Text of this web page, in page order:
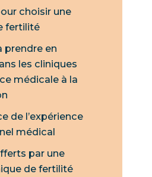
choisir une
fertilité
prendre en
les cliniques
médicale à la
de l’expérience
médical
par une
de fertilité